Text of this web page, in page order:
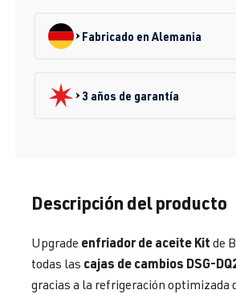
Fabricado en Alemania
3 años de garantía
Descripción del producto
Upgrade enfriador de aceite Kit de
todas las cajas de cambios DSG-
gracias a la refrigeración optimizada